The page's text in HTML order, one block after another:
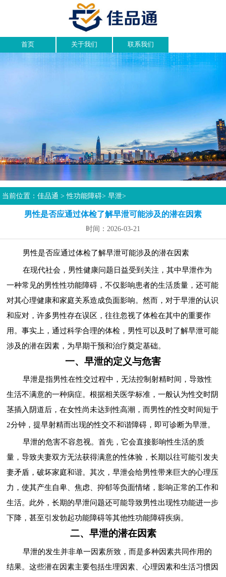
首页 关于我们 联系我们
当前位置：佳品通 >性功能障碍>早泄>
男性是否应通过体检了解早泄可能涉及的潜在因素
时间：2026-03-21
男性是否应通过体检了解早泄可能涉及的潜在因素
在现代社会，男性健康问题日益受到关注，其中早泄作为
一种常见的男性性功能障碍，不仅影响患者的生活质量，还可能
对其心理健康和家庭关系造成负面影响。然而，对于早泄的认识
和应对，许多男性存在误区，往往忽视了体检在其中的重要作
用。事实上，通过科学合理的体检，男性可以及时了解早泄可能
涉及的潜在因素，为早期干预和治疗奠定基础。
一、早泄的定义与危害
早泄是指男性在性交过程中，无法控制射精时间，导致性
生活不满意的一种病症。根据相关医学标准，一般认为性交时阴
茎插入阴道后，在女性尚未达到性高潮，而男性的性交时间短于
2分钟，提早射精而出现的性交不和谐障碍，即可诊断为早泄。
早泄的危害不容忽视。首先，它会直接影响性生活的质
量，导致夫妻双方无法获得满意的性体验，长期以往可能引发夫
妻矛盾，破坏家庭和谐。其次，早泄会给男性带来巨大的心理压
力，使其产生自卑、焦虑、抑郁等负面情绪，影响正常的工作和
生活。此外，长期的早泄问题还可能导致男性出现性功能进一步
下降，甚至引发勃起功能障碍等其他性功能障碍疾病。
二、早泄的潜在因素
早泄的发生并非单一因素所致，而是多种因素共同作用的
结果。这些潜在因素主要包括生理因素、心理因素和生活习惯因